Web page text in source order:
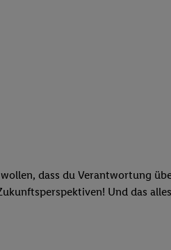
dass du Verantwortung
Und das